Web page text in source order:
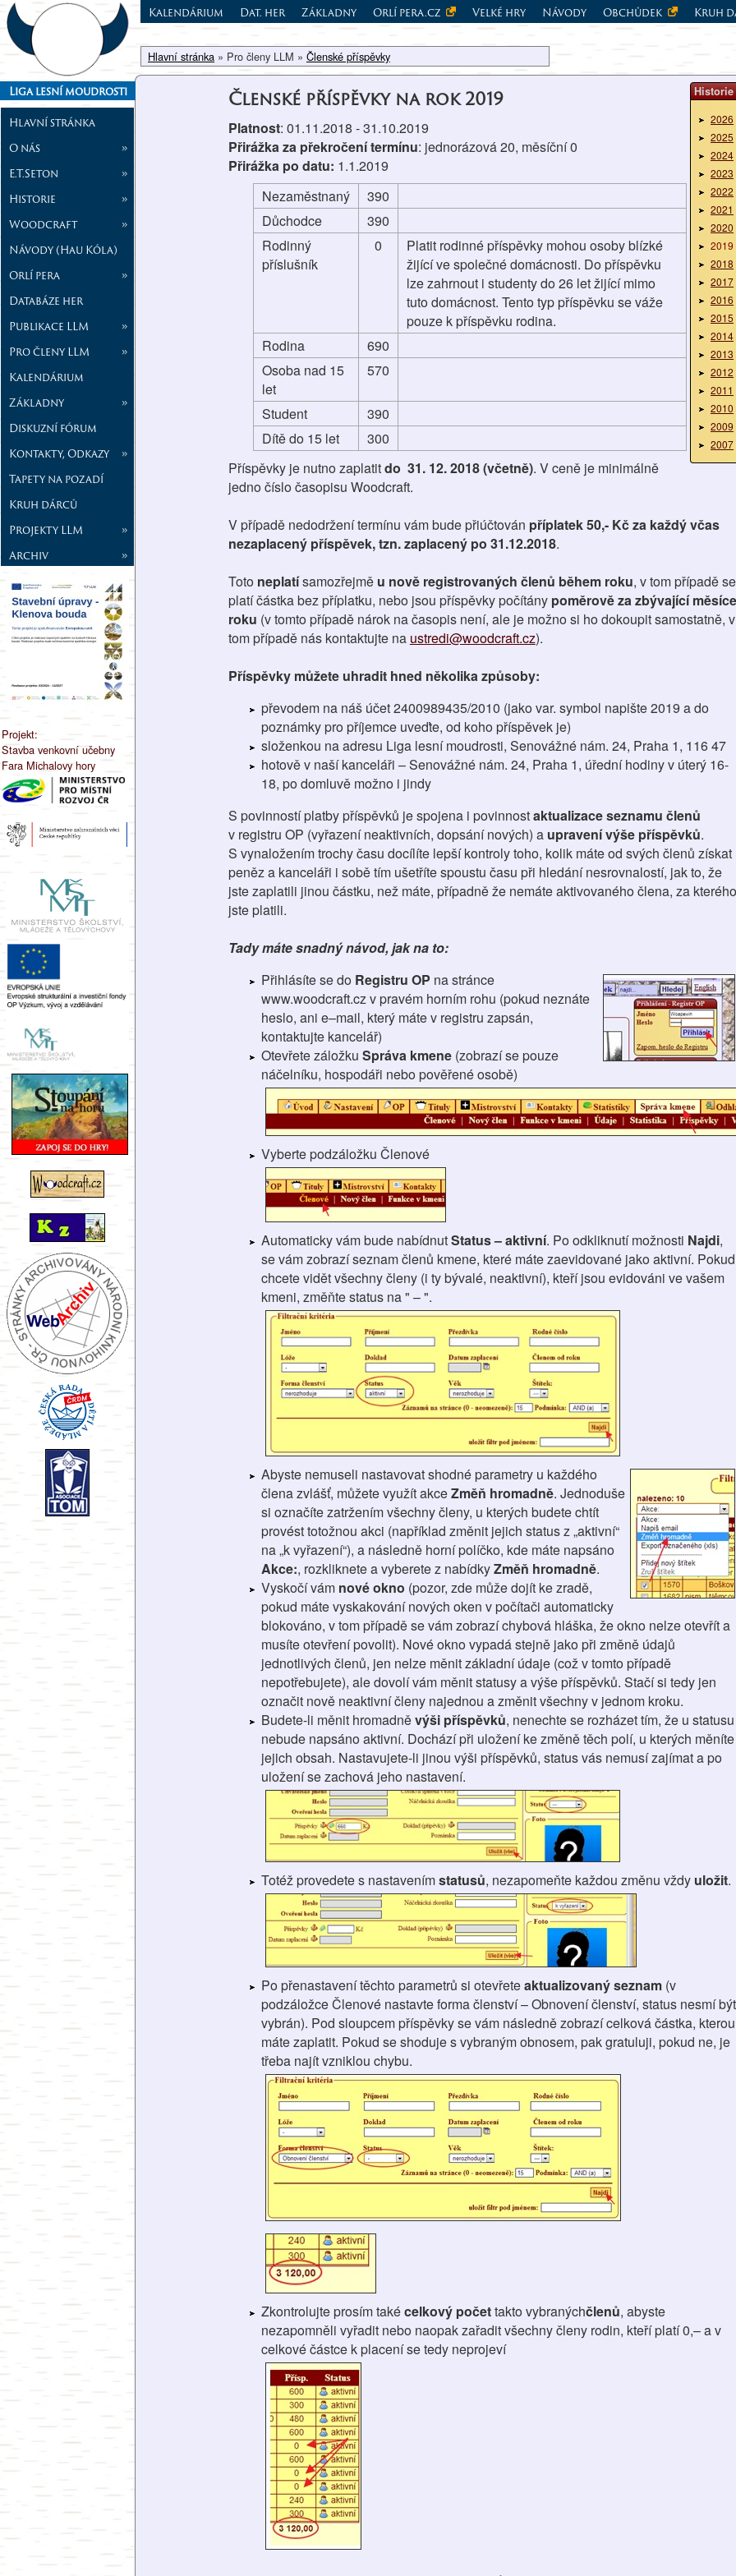
Liga lesní moudrosti
Hlavní stránka
O nás
»
E.T.Seton
»
Historie
»
Woodcraft
»
Návody (Hau Kóla)
Orlí pera
»
Databáze her
Publikace LLM
»
Pro členy LLM
»
Kalendárium
Základny
»
Diskuzní fórum
Kontakty, Odkazy
»
Tapety na pozadí
Kruh dárců
Projekty LLM
»
Archiv
»
Projekt:
Stavba venkovní učebny
Fara Michalovy hory
Kalendárium Dat. her Základny Orlí pera.cz Velké hry Návody Obchůdek Kruh
Hlavní stránka » Pro členy LLM » Členské příspěvky
Historie
2026
2025
2024
2023
2022
2021
2020
2019
2018
2017
2016
2015
2014
2013
2012
2011
2010
2009
2007
Členské příspěvky na rok 2019
Platnost: 01.11.2018 - 31.10.2019
Přirážka za překročení termínu: jednorázová 20, měsíční 0
Přirážka po datu: 1.1.2019
Nezaměstnaný
390
Důchodce
390
Rodinný
příslušník
0
Platit rodinné příspěvky mohou osoby blízké
žijící ve společné domácnosti. Do příspěvku
lze zahrnout i studenty do 26 let žijící mimo
tuto domácnost. Tento typ příspěvku se váže
pouze k příspěvku rodina.
Rodina
690
Osoba nad 15
let
570
Student
390
Dítě do 15 let
300
Příspěvky je nutno zaplatitdo 31. 12. 2018 (včetně). V ceně je minimálně
jedno číslo časopisu Woodcraft.
V případě nedodržení termínu vám bude přiúčtován příplatek 50,- Kč za každý včas
nezaplacený příspěvek, tzn. zaplacený po 31.12.2018.
Toto neplatísamozřejměu nově registrovaných členů během roku, v tom případě se
platí částka bez příplatku, nebo jsou příspěvky počítánypoměrově za zbývající měsíce
roku (v tomto případě nárok na časopis není, ale je možno si ho dokoupit samostatně, v
tom případě nás kontaktujte na ustredi@woodcraft.cz).
Příspěvky můžete uhradit hned několika způsoby:
převodem na náš účet 2400989435/2010 (jako var. symbol napište 2019 a do
poznámky pro příjemce uveďte, od koho příspěvek je)
složenkou na adresu Liga lesní moudrosti, Senovážné nám. 24, Praha 1, 116 47
hotově v naší kanceláři – Senovážné nám. 24, Praha 1, úřední hodiny v úterý 16-
18, po domluvě možno i jindy
S povinností platby příspěvků je spojena i povinnostaktualizace seznamu členů
v registru OP (vyřazení neaktivních, dopsání nových) a upravení výše příspěvků.
S vynaložením trochy času docílíte lepší kontroly toho, kolik máte od svých členů získat
peněz a kanceláři i sobě tím ušetříte spoustu času při hledání nesrovnalostí, jak to, že
jste zaplatili jinou částku, než máte, případně že nemáte aktivovaného člena, za kterého
jste platili.
Tady máte snadný návod, jak na to:
Přihlásíte se do Registru OP na stránce
www.woodcraft.cz v pravém horním rohu (pokud neznáte
heslo, ani e–mail, který máte v registru zapsán,
kontaktujte kancelář)
Otevřete záložku Správa kmene(zobrazí se pouze
náčelníku, hospodáři nebo pověřené osobě)
Vyberte podzáložku Členové
Automaticky vám bude nabídnutStatus – aktivní. Po odkliknutí možnosti Najdi,
se vám zobrazí seznam členů kmene, které máte zaevidované jako aktivní. Pokud
chcete vidět všechny členy (i ty bývalé, neaktivní), kteří jsou evidováni ve vašem
kmeni, změňte status na " – ".
Abyste nemuseli nastavovat shodné parametry u každého
člena zvlášť, můžete využít akceZměň hromadně. Jednoduše
si označíte zatržením všechny členy, u kterých budete chtít
provést totožnou akci (například změnit jejich status z „aktivní“
na „k vyřazení“), a následně horní políčko, kde máte napsáno
Akce:, rozkliknete a vyberete z nabídkyZměň hromadně.
Vyskočí vám nové okno (pozor, zde může dojít ke zradě,
pokud máte vyskakování nových oken v počítači automaticky
blokováno, v tom případě se vám zobrazí chybová hláška, že okno nelze otevřít a
musíte otevření povolit). Nové okno vypadá stejně jako při změně údajů
jednotlivých členů, jen nelze měnit základní údaje (což v tomto případě
nepotřebujete), ale dovolí vám měnit statusy a výše příspěvků. Stačí si tedy jen
označit nově neaktivní členy najednou a změnit všechny v jednom kroku.
Budete-li měnit hromadněvýši příspěvků, nenechte se rozházet tím, že u statusu
nebude napsáno aktivní. Dochází při uložení ke změně těch polí, u kterých měníte
jejich obsah. Nastavujete-li jinou výši příspěvků, status vás nemusí zajímat a po
uložení se zachová jeho nastavení.
Totéž provedete s nastavenímstatusů, nezapomeňte každou změnu vždy uložit.
Po přenastavení těchto parametrů si otevřeteaktualizovaný seznam(v
podzáložce Členové nastavte forma členství – Obnovení členství, status nesmí být
vybrán). Pod sloupcem příspěvky se vám následně zobrazí celková částka, kterou
máte zaplatit. Pokud se shoduje s vybraným obnosem, pak gratuluji, pokud ne, je
třeba najít vzniklou chybu.
Zkontrolujte prosím takécelkový počettakto vybranýchčlenů, abyste
nezapomněli vyřadit nebo naopak zařadit všechny členy rodin, kteří platí 0,– a v
celkové částce k placení se tedy neprojeví